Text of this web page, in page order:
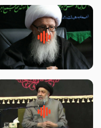
زوّار اربعین امام حسین (علیه
السلام) با این اشتیاق به زیارت